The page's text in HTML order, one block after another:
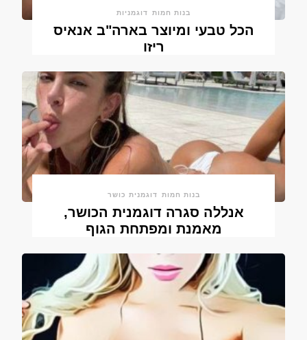
בנות חמות דוגמניות
הכל טבעי ומיוצר בארה"ב אנאיס
ריזו
בנות חמות דוגמנית כושר
אנללה סגרה דוגמנית הכושר,
מאמנת ומפתחת הגוף